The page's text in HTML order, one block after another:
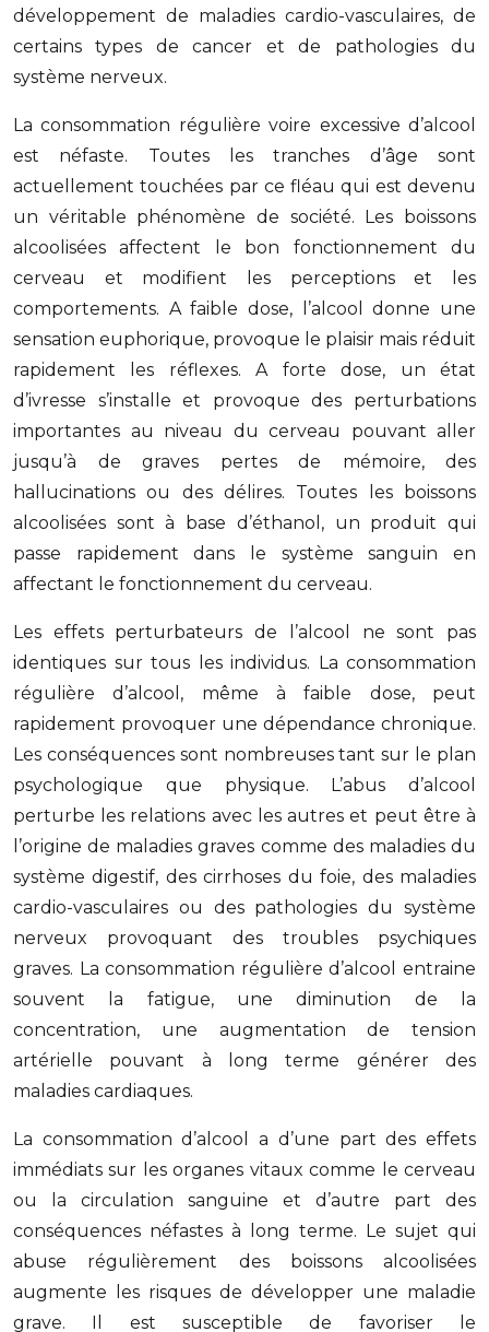
développement de maladies cardio-vasculaires, de
certains types de cancer et de pathologies du
système nerveux.
La consommation régulière voire excessive d’alcool
est néfaste. Toutes les tranches d’âge sont
actuellement touchées par ce fléau qui est devenu
un véritable phénomène de société. Les boissons
alcoolisées affectent le bon fonctionnement du
cerveau et modifient les perceptions et les
comportements. A faible dose, l’alcool donne une
sensation euphorique, provoque le plaisir mais réduit
rapidement les réflexes. A forte dose, un état
d’ivresse s’installe et provoque des perturbations
importantes au niveau du cerveau pouvant aller
jusqu’à de graves pertes de mémoire, des
hallucinations ou des délires. Toutes les boissons
alcoolisées sont à base d’éthanol, un produit qui
passe rapidement dans le système sanguin en
affectant le fonctionnement du cerveau.
Les effets perturbateurs de l’alcool ne sont pas
identiques sur tous les individus. La consommation
régulière d’alcool, même à faible dose, peut
rapidement provoquer une dépendance chronique.
Les conséquences sont nombreuses tant sur le plan
psychologique que physique. L’abus d’alcool
perturbe les relations avec les autres et peut être à
l’origine de maladies graves comme des maladies du
système digestif, des cirrhoses du foie, des maladies
cardio-vasculaires ou des pathologies du système
nerveux provoquant des troubles psychiques
graves. La consommation régulière d’alcool entraine
souvent la fatigue, une diminution de la
concentration, une augmentation de tension
artérielle pouvant à long terme générer des
maladies cardiaques.
La consommation d’alcool a d’une part des effets
immédiats sur les organes vitaux comme le cerveau
ou la circulation sanguine et d’autre part des
conséquences néfastes à long terme. Le sujet qui
abuse régulièrement des boissons alcoolisées
augmente les risques de développer une maladie
grave. Il est susceptible de favoriser le